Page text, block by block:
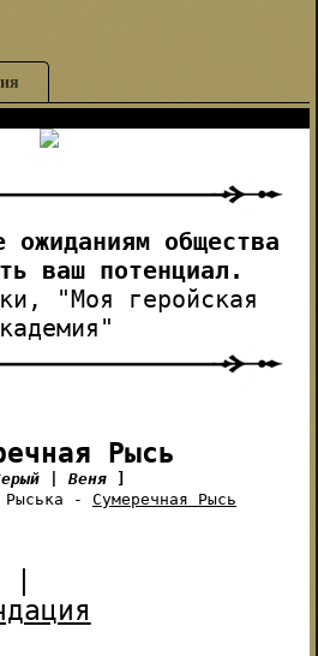
ожиданиям общества
ваш потенциал.
"Моя геройская
Рысь
| Веня]
Рыська - Сумеречная Рысь